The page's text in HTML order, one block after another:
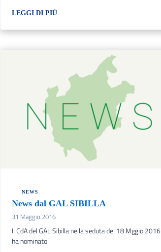
LEGGI DI PIÙ
NEWS
News dal GAL SIBILLA
31 Maggio 2016
Il CdA del GAL Sibilla nella seduta del 18 Mggio 2016
ha nominato